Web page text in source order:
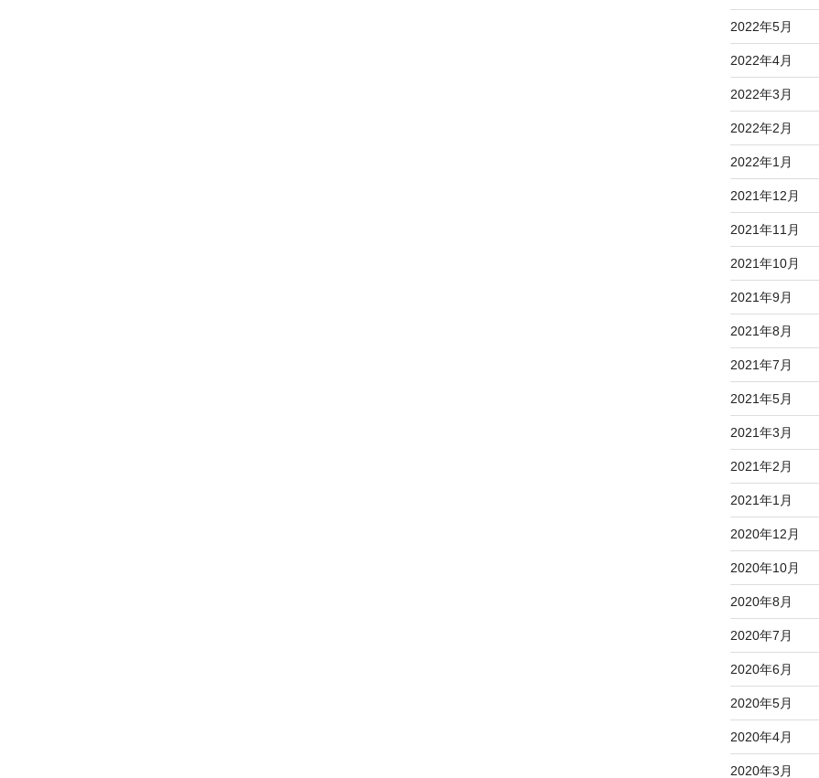
2022年5月
2022年4月
2022年3月
2022年2月
2022年1月
2021年12月
2021年11月
2021年10月
2021年9月
2021年8月
2021年7月
2021年5月
2021年3月
2021年2月
2021年1月
2020年12月
2020年10月
2020年8月
2020年7月
2020年6月
2020年5月
2020年4月
2020年3月